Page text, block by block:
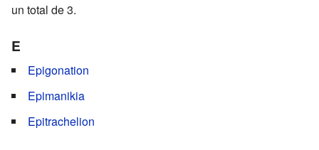
un total de 3.
E
Epigonation
Epimanikia
Epitrachelion